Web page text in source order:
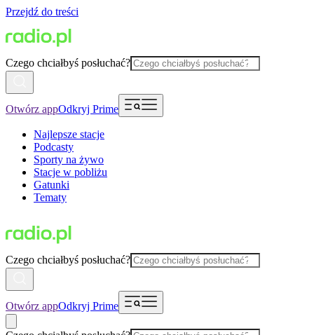
Przejdź do treści
Czego chciałbyś posłuchać?
Otwórz appOdkryj Prime
Najlepsze stacje
Podcasty
Sporty na żywo
Stacje w pobliżu
Gatunki
Tematy
Czego chciałbyś posłuchać?
Otwórz appOdkryj Prime